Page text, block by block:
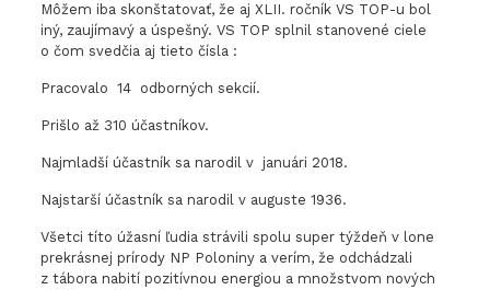
Môžem iba skonštatovať, že aj XLII. ročník VS TOP-u bol
iný, zaujímavý a úspešný. VS TOP splnil stanovené ciele
o čom svedčia aj tieto čísla :
Pracovalo 14 odborných sekcií.
Prišlo až 310 účastníkov.
Najmladší účastník sa narodil v januári 2018.
Najstarší účastník sa narodil v auguste 1936.
Všetci títo úžasní ľudia strávili spolu super týždeň v lone
prekrásnej prírody NP Poloniny a verím, že odchádzali
z tábora nabití pozitívnou energiou a množstvom nových